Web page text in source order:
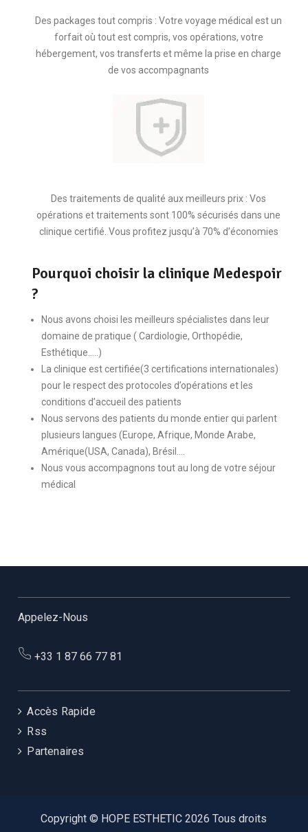
Des packages tout compris : Votre voyage médical est un
forfait où tout est compris, vos opérations, votre
hébergement, vos transferts et même la prise en charge
de vos accompagnants
Des traitements de qualité aux meilleurs prix : Vos
opérations et traitements sont 100% sécurisés dans une
clinique certifié. Vous profitez jusqu’à 70% d’économies
Pourquoi choisir la clinique Medespoir
?
Nous avons choisi les meilleurs spécialistes dans leur
domaine de pratique ( Cardiologie, Orthopédie,
Esthétique…..)
La clinique est certifiée(3 certifications internationales)
pour le respect des protocoles d’opérations et les
conditions d’accueil des patients
Nous servons des patients du monde entier qui parlent
plusieurs langues (Europe, Afrique, Monde Arabe,
Amérique(USA, Canada), Brésil….
Nous vous accompagnons tout au long de votre séjour
médical
Appelez-Nous
+33 1 87 66 77 81
Accès Rapide
Rss
Partenaires
Copyright © HOPE ESTHETIC 2026 Tous droits